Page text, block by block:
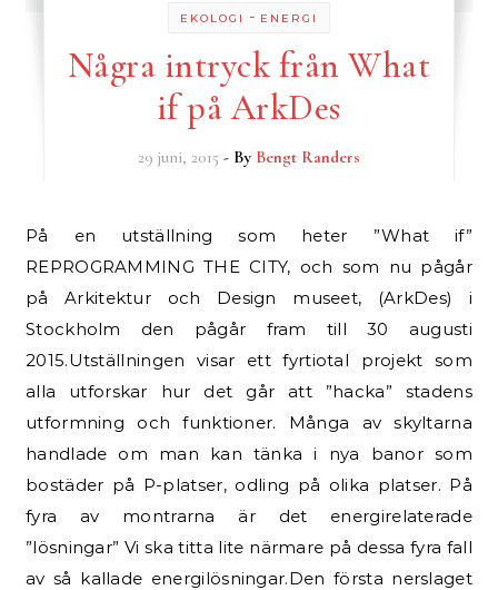
EKOLOGI - ENERGI
Några intryck från What
if på ArkDes
29 juni, 2015 - By Bengt Randers
På en utställning som heter ”What if”
REPROGRAMMING THE CITY, och som nu pågår
på Arkitektur och Design museet, (ArkDes) i
Stockholm den pågår fram till 30 augusti
2015.Utställningen visar ett fyrtiotal projekt som
alla utforskar hur det går att ”hacka” stadens
utformning och funktioner. Många av skyltarna
handlade om man kan tänka i nya banor som
bostäder på P-platser, odling på olika platser. På
fyra av montrarna är det energirelaterade
”lösningar” Vi ska titta lite närmare på dessa fyra fall
av så kallade energilösningar.Den första nerslaget